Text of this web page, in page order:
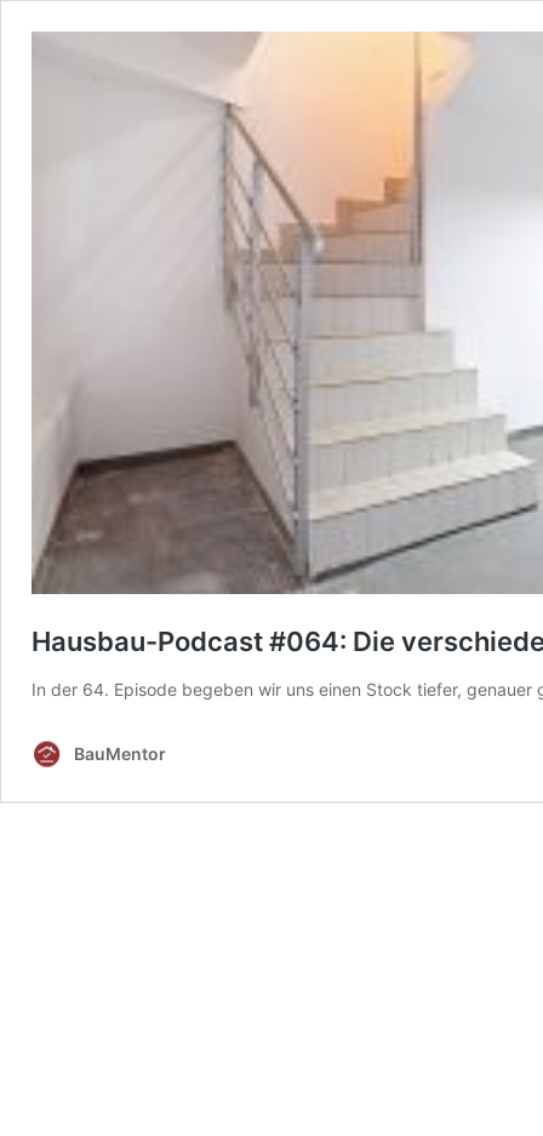
Hausbau-Podcast #064: Die
In der 64. Episode begeben wir uns einen Stock tiefer,
BauMentor